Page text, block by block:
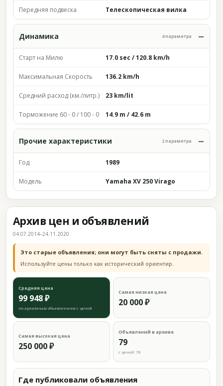
Передняя подвеска Телескопическая вилка
Динамика 4 параметра
Старт на Милю 17.0 sec / 120.8 km/h
Максимальная Скорость 136.2 km/h
Средний расход (км./литр.) 23 km/lit
Торможение 60 - 0 / 100 - 0 14.9 m / 42.6 m
Прочие характеристики 2 параметра
Год 1989
Модель Yamaha XV 250 Virago
Архив цен и объявлений
04.07.2014–24.11.2020
Это старые объявления; они могут быть сняты с продажи.
Используйте цены только как исторический ориентир.
Средняя цена
99 948 ₽
по архивным объявлениям с ценой
Самая низкая цена
20 000 ₽
Самая высокая цена
250 000 ₽
Объявлений в архиве
79
с ценой: 78
Где публиковали объявления